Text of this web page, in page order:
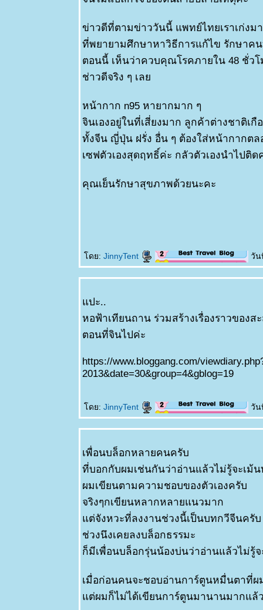
ข่าวดีที่ตามข่าววันนี้ แพทย์ไทยเราเก่งม
ที่พยายามศึกษาหาวิธีการแก้ไข รักษาค
ตอนนี้ เห็นว่าควบคุณโรคภายใน 48 ชั่วโ
ช่าวดีจริง ๆ เล
หน้ากาก n95 หายากมาก ๆ
จินเองอยู่ในที่เสี่ยงมาก ลูกค้าต่างชาติเ
ทั้งจีน ญี่ปุ่น ฝรั่ง อื่น ๆ ต้องใส่หน้ากากตล
เซฟตัวเองสุดฤทธิ์ค่ะ กลัวตัวเองนำไปติด
คุณเย็นรักษาสุขภาพด้วยนะคะ
ดย: JinnyTent วัน
ปะ..
หอฟ้าเทียนถาน ร่วมสร้างเรื่องราวของ
ตอนที่จินไปค่ะ
https://www.bloggang.com/
2013&date=30&group=4&gblog=19
ดย: JinnyTent วัน
เพื่อนบล็อกหลายคนครับ
ที่บอกกับผมเช่นกันว่าอ่านแล้วไม่รู้จะเม้น
ผมเขียนตามความชอบของตัวเองครับ
จริงๆกเขียนหลากหลายแนวมาก
ต่จังหวะที่ลงงานช่วงนี้เป็นบทกวีจีนครับ
ช่วงนึงเคยลงบล็อกธรรมะ
ก็มีเพื่อนบล็อกรุ่นน้องบ่นว่าอ่านแล้วไม่รู้จ
เมื่อก่อนคนจะชอบอ่านการ์ตูนหมื่นตาที่ผ
ต่ผมก็ไม่ได้เขียนการ์ตูนมานานมากแล้